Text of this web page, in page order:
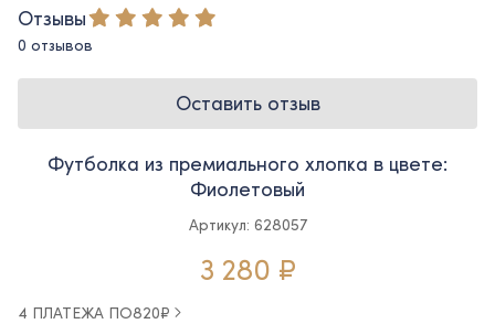
Отзывы
0 отзывов
Оставить отзыв
Футболка из премиального хлопка в цвете:
Фиолетовый
Артикул: 628057
3 280 ₽
4 ПЛАТЕЖА ПО820₽